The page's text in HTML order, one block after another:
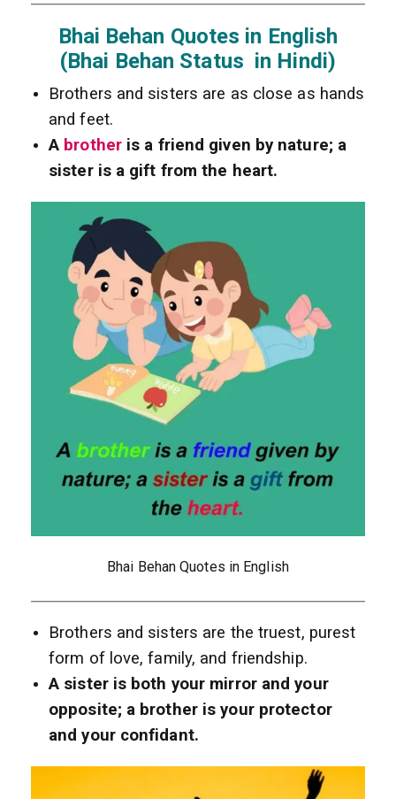
Bhai Behan Quotes in English
(Bhai Behan Status in Hindi)
Brothers and sisters are as close as hands
and feet.
A brotheris a friend given by nature; a
sister is a gift from the heart.
Bhai Behan Quotes in English
Brothers and sisters are the truest, purest
form of love, family, and friendship.
A sister is both your mirror and your
opposite; a brother is your protector
and your confidant.